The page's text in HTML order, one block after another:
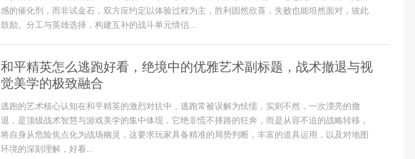
感的催化剂，而非试金石，双方应约定以体验过程为主，胜利固然欣喜，失败也能坦然面对，彼此
鼓励。分工与英雄选择，构建互补的战斗单元情侣...
和平精英怎么逃跑好看，绝境中的优雅艺术副标题，战术撤退与视
觉美学的极致融合
逃跑的艺术核心认知在和平精英的激烈对抗中，逃跑常被误解为怯懦，实则不然，一次漂亮的撤
退，是顶级战术智慧与游戏美学的集中体现，它绝非慌不择路的狂奔，而是从容不迫的战略转移，
将自身从危险焦点化为战场幽灵，这要求玩家具备精准的局势判断，丰富的道具运用，以及对地图
环境的深刻理解，好看...